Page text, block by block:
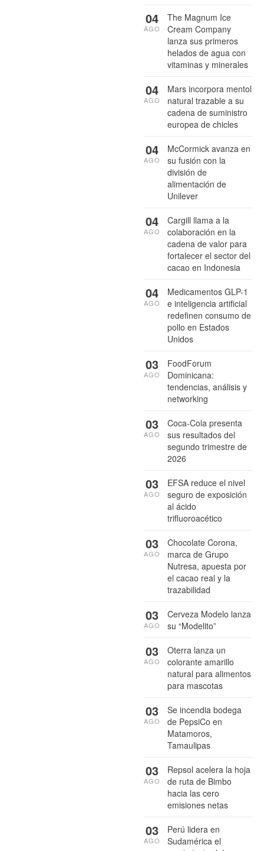
The Magnum Ice
Cream Company
lanza sus primeros
helados de agua con
vitaminas y minerales
04
AGO
Mars incorpora mentol
natural trazable a su
cadena de suministro
europea de chicles
04
AGO
McCormick avanza en
su fusión con la
división de
alimentación de
Unilever
04
AGO
Cargill llama a la
colaboración en la
cadena de valor para
fortalecer el sector del
cacao en Indonesia
04
AGO
Medicamentos GLP-1
e inteligencia artificial
redefinen consumo de
pollo en Estados
Unidos
04
AGO
FoodForum
Dominicana:
tendencias, análisis y
networking
03
AGO
Coca-Cola presenta
sus resultados del
segundo trimestre de
2026
03
AGO
EFSA reduce el nivel
seguro de exposición
al ácido
trifluoroacético
03
AGO
Chocolate Corona,
marca de Grupo
Nutresa, apuesta por
el cacao real y la
trazabilidad
03
AGO
Cerveza Modelo lanza
su “Modelito”
03
AGO
Oterra lanza un
colorante amarillo
natural para alimentos
para mascotas
03
AGO
Se incendia bodega
de PepsiCo en
Matamoros,
Tamaulipas
03
AGO
Repsol acelera la hoja
de ruta de Bimbo
hacia las cero
emisiones netas
03
AGO
Perú lidera en
Sudamérica el
03
AGO